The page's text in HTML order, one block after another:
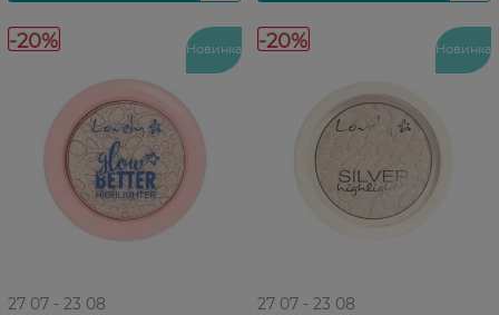
-20% Новинка
27 07 - 23 08
-20% Новинка
27 07 - 23 08